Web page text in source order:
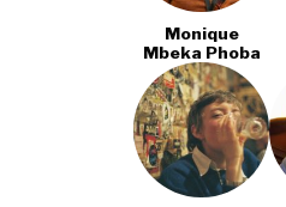
Monique
Mbeka Phoba